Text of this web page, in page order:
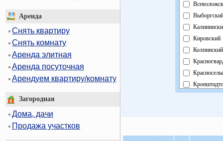
Аренда
Снять квартиру
Снять комнату
Аренда элитная
Аренда посуточная
Арендуем квартиру/комнату
Загородная
Дома, дачи
Продажа участков
Кировский
Колпинский